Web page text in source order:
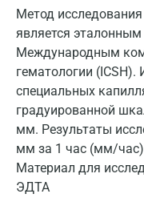
Метод
является
Международным
гематологии (ICSH).
специальных
градуированной
мм. Результаты
мм за 1 час (мм/
Материал для
ЭДТА